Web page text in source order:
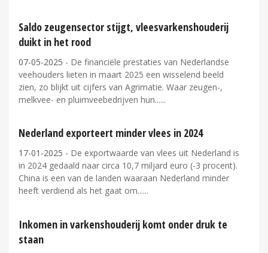
Saldo zeugensector stijgt, vleesvarkenshouderij
duikt in het rood
07-05-2025 - De financiële prestaties van Nederlandse
veehouders lieten in maart 2025 een wisselend beeld
zien, zo blijkt uit cijfers van Agrimatie. Waar zeugen-,
melkvee- en pluimveebedrijven hun...
Nederland exporteert minder vlees in 2024
17-01-2025 - De exportwaarde van vlees uit Nederland is
in 2024 gedaald naar circa 10,7 miljard euro (-3 procent).
China is een van de landen waaraan Nederland minder
heeft verdiend als het gaat om...
Inkomen in varkenshouderij komt onder druk te
staan